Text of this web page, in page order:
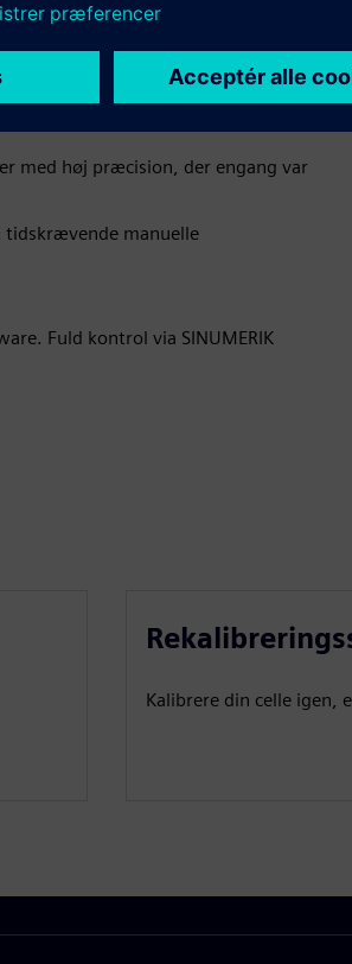
med høj præcision, der engang var
tidskrævende manuelle
Fuld kontrol via SINUMERIK
Kalibrere din celle igen,